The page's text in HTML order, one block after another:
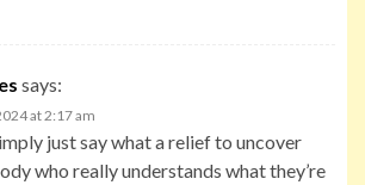
says:
at 2:17 am
just say what a relief to uncover
who really understands what they’re